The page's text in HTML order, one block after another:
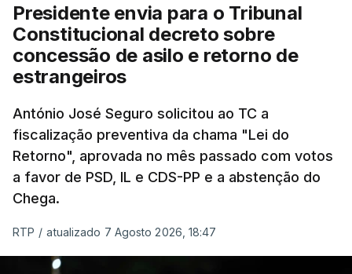
"Sempre que seja possível reduzir burocracias,
eliminar sobreposições e garantir que os apoios
chegam a quem mais necessita, estaremos a dar
um passo na direção certa", argumenta o
Presidente da República.
Assegurar que "ninguém é
prejudicado"
O Preisdente deixa, no entanto, deixa alguns
Presidente envia para o Tribunal
Constitucional decreto sobre
concessão de asilo e retorno de
estrangeiros
António José Seguro solicitou ao TC a
fiscalização preventiva da chama "Lei do
Retorno", aprovada no mês passado com votos
a favor de PSD, IL e CDS-PP e a abstenção do
Chega.
RTP / atualizado 7 Agosto 2026, 18:47